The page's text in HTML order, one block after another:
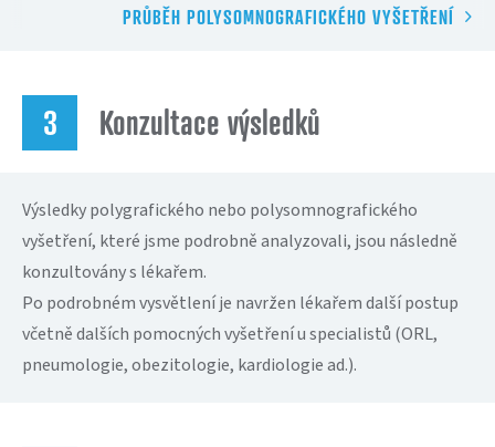
PRŮBĚH POLYSOMNOGRAFICKÉHO VYŠETŘENÍ
Konzultace výsledků
Výsledky polygrafického nebo polysomnografického
vyšetření, které jsme podrobně analyzovali, jsou následně
konzultovány s lékařem.
Po podrobném vysvětlení je navržen lékařem další postup
včetně dalších pomocných vyšetření u specialistů (ORL,
pneumologie, obezitologie, kardiologie ad.).